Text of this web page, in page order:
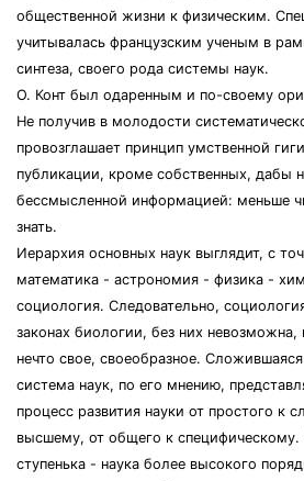
общественной жизни к физическим.
учитывалась французским ученым в
синтеза, своего рода системы наук.
О. Конт был одаренным и по-своему
Не получив в молодости
провозглашает принцип умственной
публикации, кроме собственных, дабы
бессмысленной информацией: меньше
знать.
Иерархия основных наук выглядит, с
математика - астрономия - физика -
социология. Следовательно,
законах биологии, без них невозможна,
нечто свое, своеобразное.
система наук, по его мнению,
процесс развития науки от простого к
высшему, от общего к
ступенька - наука более высокого